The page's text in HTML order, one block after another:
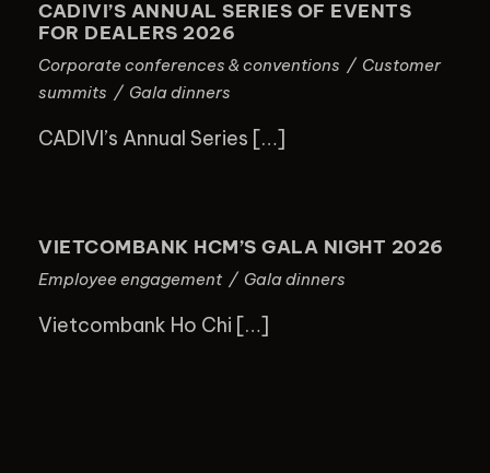
EVENTS FOR DEALERS 2026
CADIVI’S ANNUAL SERIES OF EVENTS
FOR DEALERS 2026
Corporate conferences & conventions / Customer
summits / Gala dinners
CADIVI’s Annual Series […]
2026
VIETCOMBANK HCM’S GALA NIGHT 2026
Employee engagement / Gala dinners
Vietcombank Ho Chi […]